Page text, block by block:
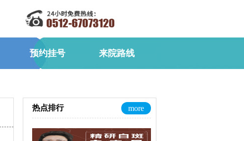
预约挂号 来院路线
热点排行 more